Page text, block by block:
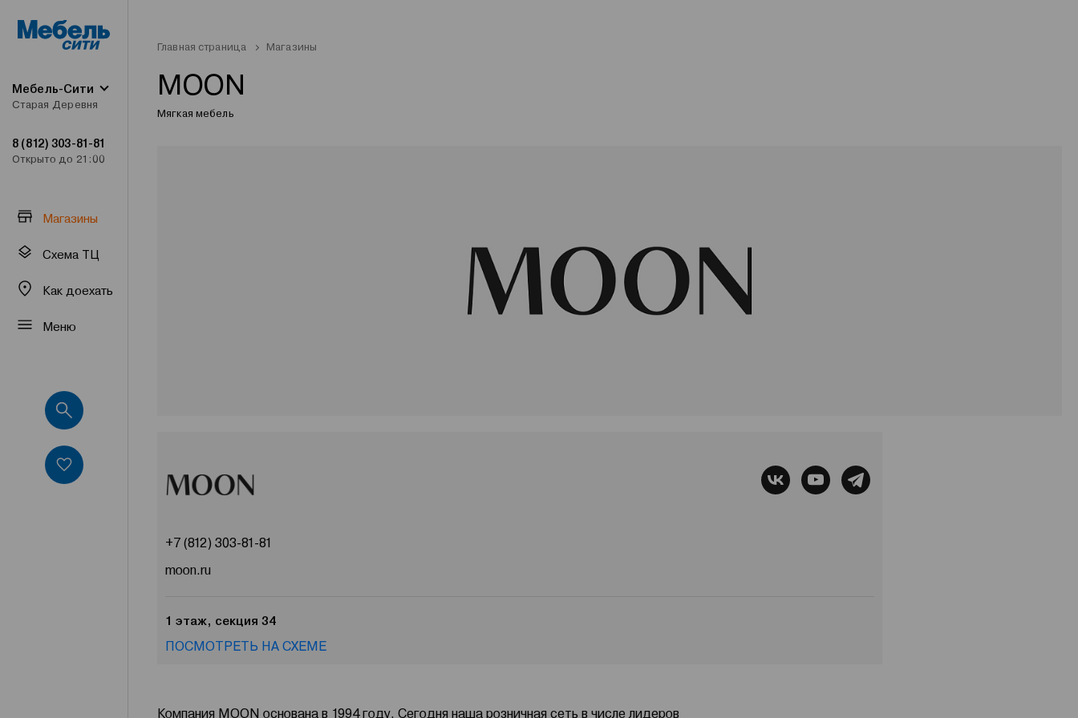
Мебель-Сити
Старая Деревня
8 (812) 303-81-81
Открыто до 21:00
Магазины
Схема ТЦ
Как доехать
Меню
Главная страница Магазины
MOON
Мягкая мебель
+7 (812) 303-81-81
moon.ru
1 этаж, секция 34
ПОСМОТРЕТЬ НА СХЕМЕ
Компания MOON основана в 1994 году. Сегодня наша розничная сеть в числе лидеров